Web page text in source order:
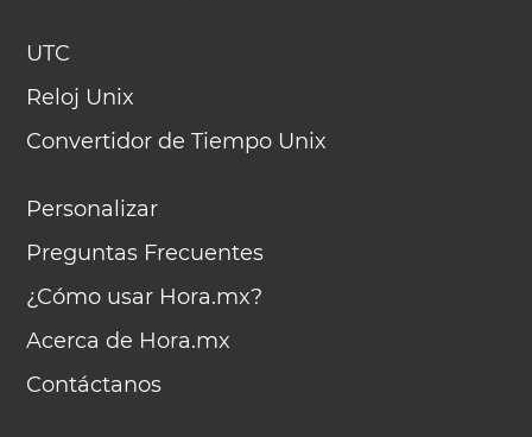
UTC
Reloj Unix
Convertidor de Tiempo Unix
Personalizar
Preguntas Frecuentes
¿Cómo usar Hora.mx?
Acerca de Hora.mx
Contáctanos